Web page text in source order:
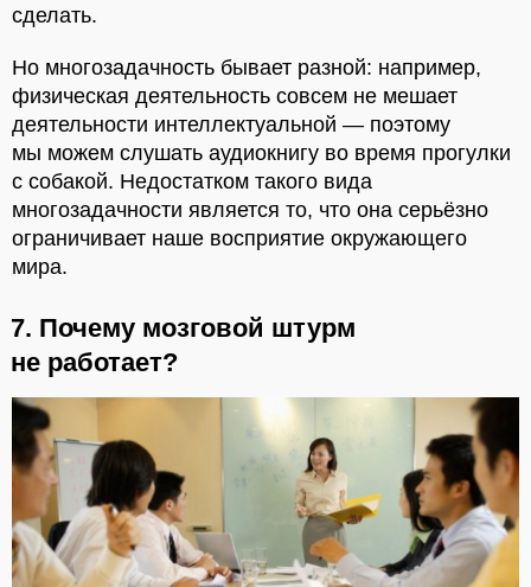
сделать.
Но многозадачность бывает разной: например,
физическая деятельность совсем не мешает
деятельности интеллектуальной — поэтому
мы можем слушать аудиокнигу во время прогулки
с собакой. Недостатком такого вида
многозадачности является то, что она серьёзно
ограничивает наше восприятие окружающего
мира.
7. Почему мозговой штурм
не работает?